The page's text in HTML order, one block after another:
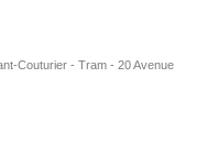
Couturier - Tram - 20 Avenue